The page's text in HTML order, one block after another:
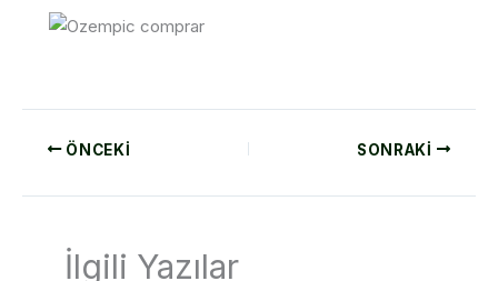
ÖNCEKI SONRAKI
İlgili Yazılar